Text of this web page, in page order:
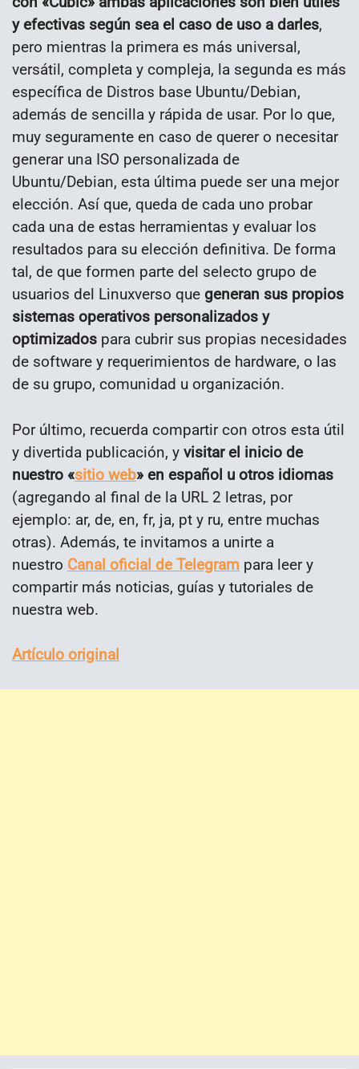
y efectivas según sea el caso de uso a darles,
pero mientras la primera es más universal,
versátil, completa y compleja, la segunda es más
específica de Distros base Ubuntu/Debian,
además de sencilla y rápida de usar. Por lo que,
muy seguramente en caso de querer o necesitar
generar una ISO personalizada de
Ubuntu/Debian, esta última puede ser una mejor
elección. Así que, queda de cada uno probar
cada una de estas herramientas y evaluar los
resultados para su elección definitiva. De forma
tal, de que formen parte del selecto grupo de
usuarios del Linuxverso que generan sus propios
sistemas operativos personalizados y
optimizados para cubrir sus propias necesidades
de software y requerimientos de hardware, o las
de su grupo, comunidad u organización.
Por último, recuerda compartir con otros esta útil
y divertida publicación, y visitar el inicio de
nuestro «sitio web» en español u otros idiomas
(agregando al final de la URL 2 letras, por
ejemplo: ar, de, en, fr, ja, pt y ru, entre muchas
otras). Además, te invitamos a unirte a
nuestro Canal oficial de Telegram para leer y
compartir más noticias, guías y tutoriales de
nuestra web.
Artículo original